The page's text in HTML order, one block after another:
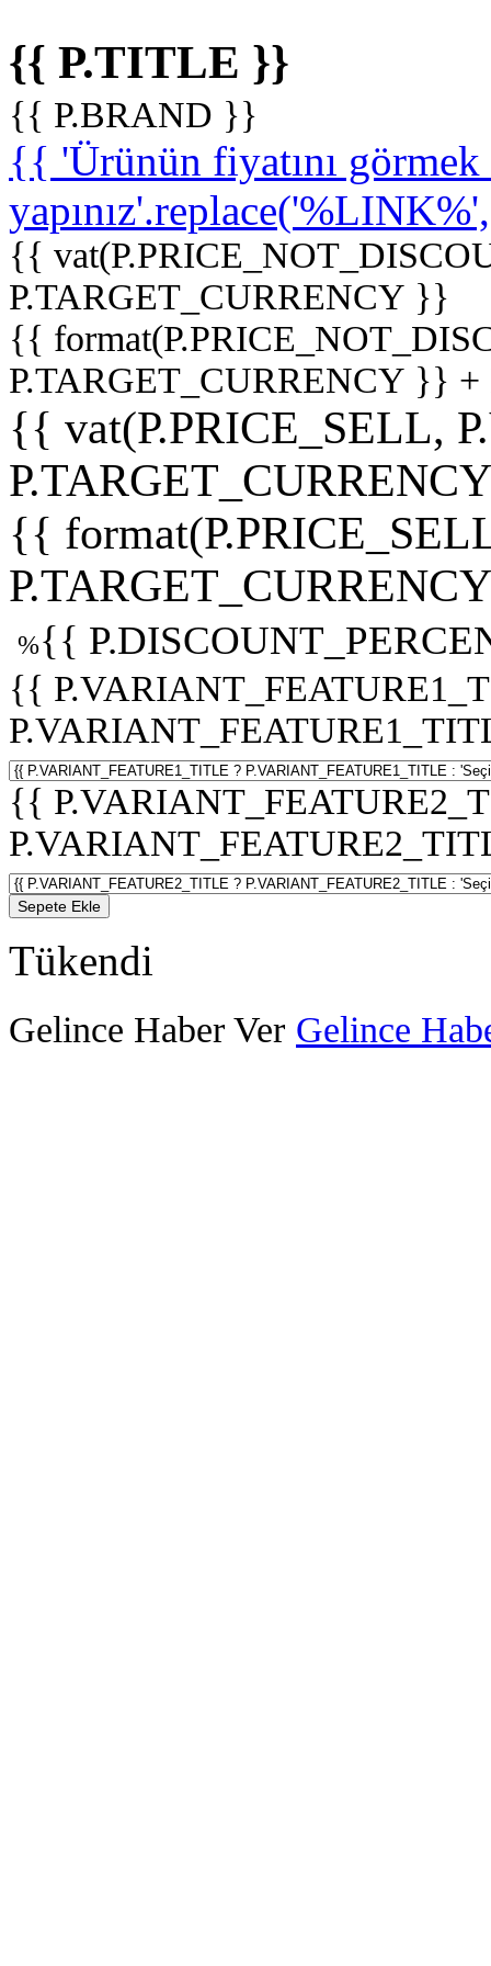
{{ P.TITLE }}
{{ P.BRAND }}
{{ 'Ürünün fiyatını
{{
P.TARGET_CURRENCY }}
{{
P.TARGET_CURRENCY }}
{{ vat(P.PRICE_SELL,
{{
%{{
{{
{{
Sepete Ekle
Tükendi
Gelince Haber Ver Gelince